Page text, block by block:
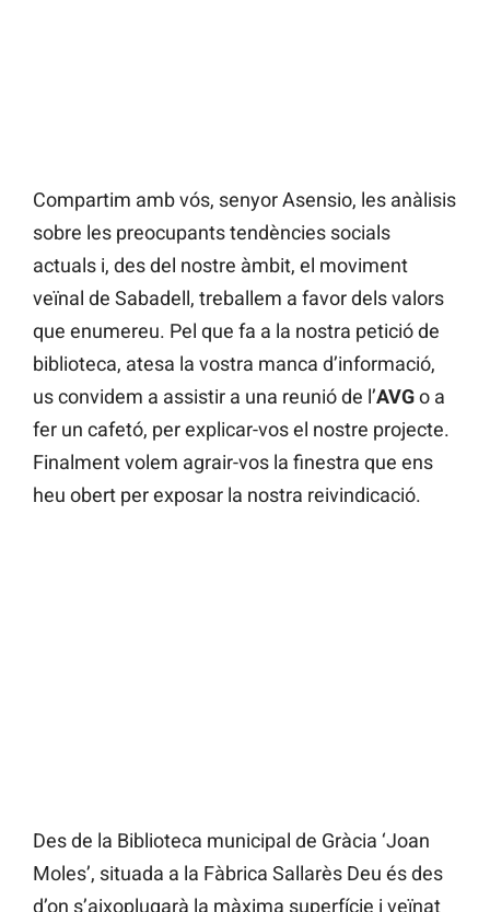
Compartim amb vós, senyor Asensio, les anàlisis
sobre les preocupants tendències socials
actuals i, des del nostre àmbit, el moviment
veïnal de Sabadell, treballem a favor dels valors
que enumereu. Pel que fa a la nostra petició de
biblioteca, atesa la vostra manca d’informació,
us convidem a assistir a una reunió de l’AVGo a
fer un cafetó, per explicar-vos el nostre projecte.
Finalment volem agrair-vos la finestra que ens
heu obert per exposar la nostra reivindicació.
Des de la Biblioteca municipal de Gràcia ‘Joan
Moles’, situada a la Fàbrica Sallarès Deu és des
d’on s’aixoplugarà la màxima superfície i veïnat